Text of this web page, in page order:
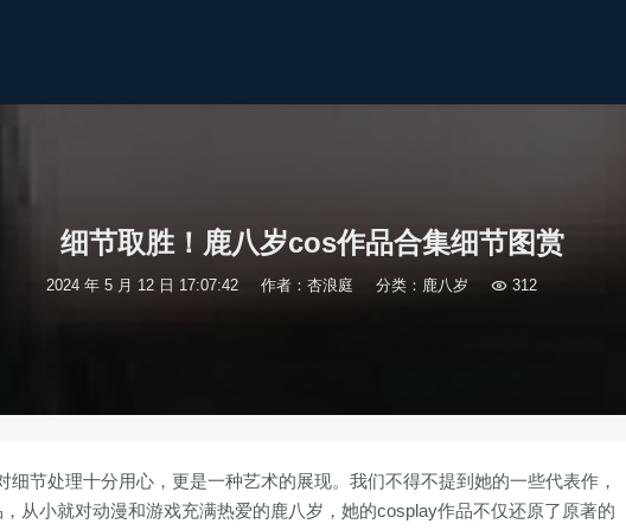
细节取胜！鹿八岁cos作品合集细节图赏
2024 年 5 月 12 日 17:07:42 作者：杏浪庭 分类： 鹿八岁  312
节处理十分用心，更是一种艺术的展现。我们不得不提到她的一些代表作，
从小就对动漫和游戏充满热爱的鹿八岁，她的cosplay作品不仅还原了原著的